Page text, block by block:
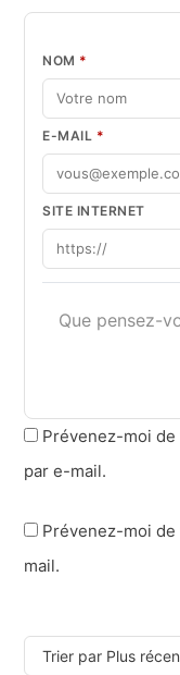
NOM *
E-MAIL *
SITE INTERNET
Prévenez-moi
par e-mail.
Prévenez-moi
mail.